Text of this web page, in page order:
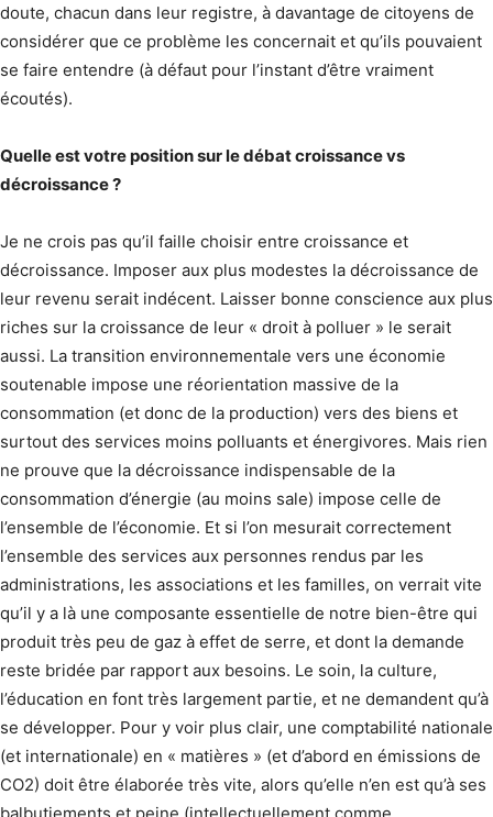
doute, chacun dans leur registre, à davantage de citoyens de
considérer que ce problème les concernait et qu’ils pouvaient
se faire entendre (à défaut pour l’instant d’être vraiment
écoutés).
Quelle est votre position sur le débat croissance vs
décroissance ?
Je ne crois pas qu’il faille choisir entre croissance et
décroissance. Imposer aux plus modestes la décroissance de
leur revenu serait indécent. Laisser bonne conscience aux plus
riches sur la croissance de leur « droit à polluer » le serait
aussi. La transition environnementale vers une économie
soutenable impose une réorientation massive de la
consommation (et donc de la production) vers des biens et
surtout des services moins polluants et énergivores. Mais rien
ne prouve que la décroissance indispensable de la
consommation d’énergie (au moins sale) impose celle de
l’ensemble de l’économie. Et si l’on mesurait correctement
l’ensemble des services aux personnes rendus par les
administrations, les associations et les familles, on verrait vite
qu’il y a là une composante essentielle de notre bien-être qui
produit très peu de gaz à effet de serre, et dont la demande
reste bridée par rapport aux besoins. Le soin, la culture,
l’éducation en font très largement partie, et ne demandent qu’à
se développer. Pour y voir plus clair, une comptabilité nationale
(et internationale) en « matières » (et d’abord en émissions de
CO2) doit être élaborée très vite, alors qu’elle n’en est qu’à ses